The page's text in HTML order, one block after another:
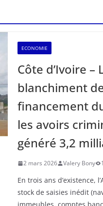
ECONOMIE
Côte d’Ivoire
blanchiment
financement
les avoirs
généré 3,2
2 mars 2026 Valery Bony
En trois ans d’existence,
stock de saisies inédit